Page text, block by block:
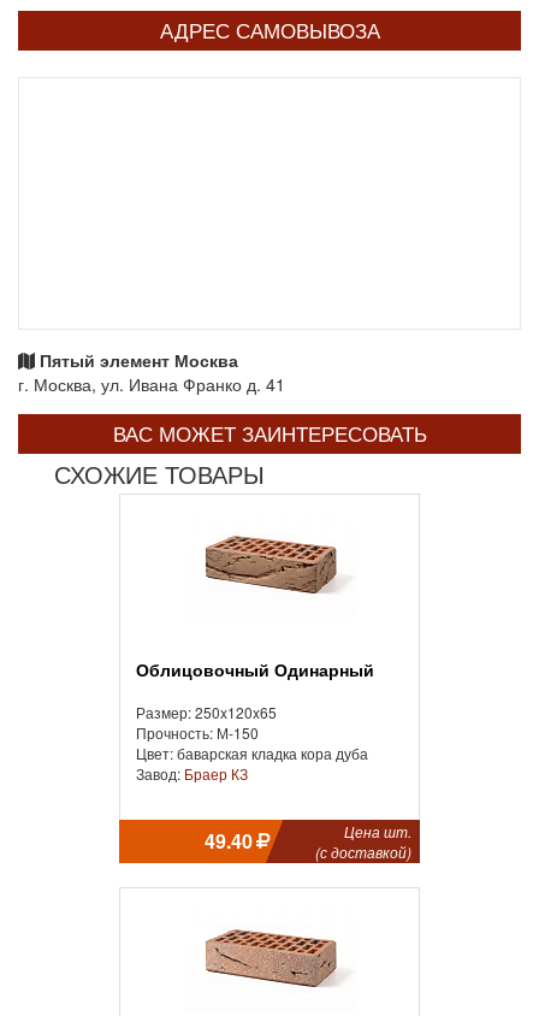
АДРЕС САМОВЫВОЗА
Пятый элемент Москва
г. Москва, ул. Ивана Франко д. 41
ВАС МОЖЕТ ЗАИНТЕРЕСОВАТЬ
СХОЖИЕ ТОВАРЫ
Облицовочный Одинарный
Размер: 250x120x65
Прочность: М-150
Цвет: баварская кладка кора дуба
Завод: Браер КЗ
49.40
Цена шт.
(с доставкой)